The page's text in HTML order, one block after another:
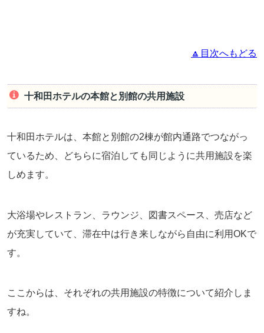
🔼目次へもどる
十和田ホテルの本館と別館の共用施設
十和田ホテルは、本館と別館の2棟が館内通路でつながっ
ているため、どちらに宿泊しても同じように共用施設を楽
しめます。
大浴場やレストラン、ラウンジ、図書スペース、売店など
が充実していて、滞在中は行き来しながら自由に利用OKで
す。
ここからは、それぞれの共用施設の特徴について紹介しま
すね。